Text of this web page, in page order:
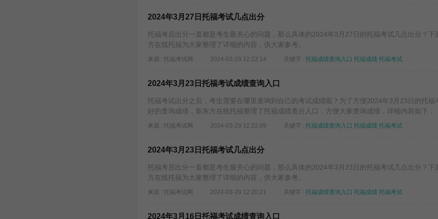
2024年3月27日托福考试几点出分
托福考后出分一直都是考生最关心的问题，那么具体的2024年3月27日的托福考试几点出分？下
方在线托福为大家整理了详细的内容，供大家参考。
来源 : 托福考试网 2024-03-29 12:22:14 关键字 : 托福成绩查询入口 托福成绩 托福考试
2024年3月23日托福考试成绩查询入口
托福考试出分之后，考生需要在哪里查询到自己的考试成绩呢？为了方便2024年3月23日的托福
好的查询成绩，新东方在线托福整理了托福成绩查分入口，方便大家查询成绩，详细内容如下：
来源 : 托福考试网 2024-03-29 12:22:09 关键字 : 托福成绩查询入口 托福成绩 托福考试
2024年3月23日托福考试几点出分
托福考后出分一直都是考生最关心的问题，那么具体的2024年3月23日的托福考试几点出分？下
方在线托福为大家整理了详细的内容，供大家参考。
来源 : 托福考试网 2024-03-29 12:20:21 关键字 : 托福成绩查询入口 托福成绩 托福考试
2024年3月16日托福考试成绩查询入口